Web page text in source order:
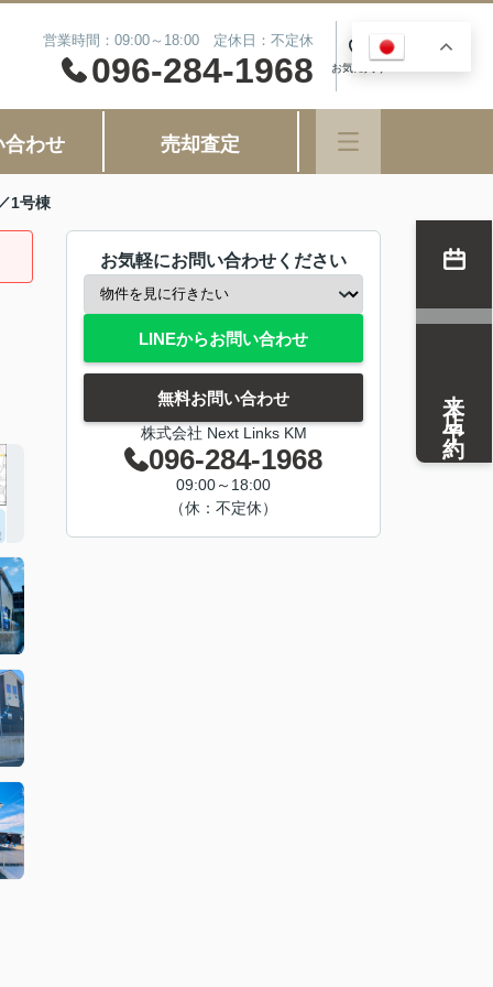
営業時間：09:00～18:00 定休日：不定休
096-284-1968 お気に入り
合わせ 売却査定
1号棟
お気軽にお問い合わせください
LINEからお問い合わせ
無料お問い合わせ
株式会社 Next Links KM
096-284-1968
09:00～18:00
（休：不定休）
来店予約